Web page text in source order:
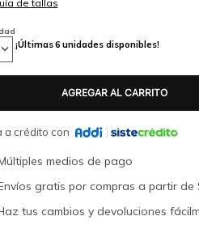
¡Últimas6unidades disponibles!
a crédito con
medios de pago
gratis por compras a partir de
tus cambios y devoluciones